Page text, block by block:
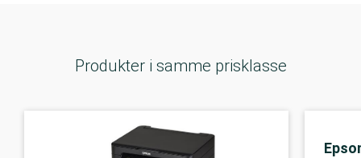
Produkter i samme prisklasse